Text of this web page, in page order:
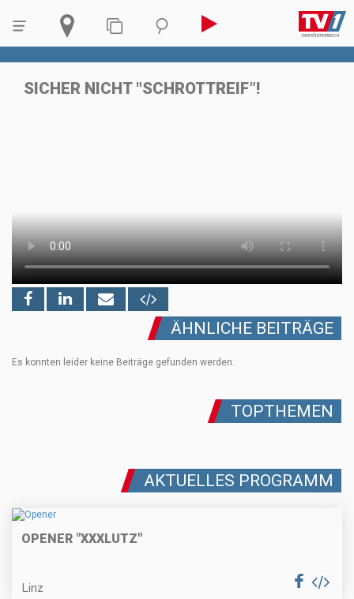
SICHER NICHT "SCHROTTREIF”!
ÄHNLICHE BEITRÄGE
Es konnten leider keine Beiträge gefunden werden.
TOPTHEMEN
AKTUELLES PROGRAMM
OPENER "XXXLUTZ"
Linz